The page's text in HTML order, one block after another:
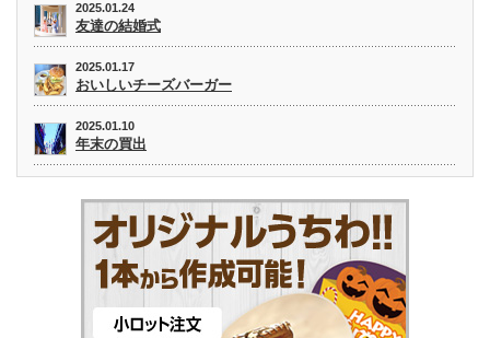
2025.01.24
友達の結婚式
2025.01.17
おいしいチーズバーガー
2025.01.10
年末の買出